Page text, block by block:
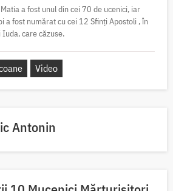
a fost unul din cei 70 de ucenici, iar
a fost numărat cu cei 12 Sfinți Apostoli , în
Iuda, care căzuse.
Video
Antonin